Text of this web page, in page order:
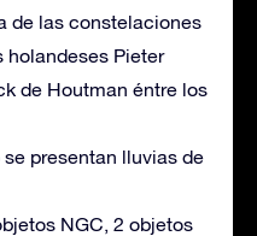
de las constelaciones
holandeses Pieter
de Houtman éntre los
presentan lluvias de
NGC, 2 objetos